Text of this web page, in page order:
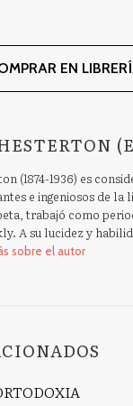
EN
(1874-1936) es
e ingeniosos de la
trabajó como
A su lucidez y
sobre el autor